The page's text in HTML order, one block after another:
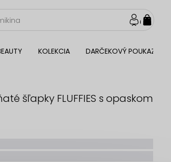
KOLEKCIA DARČEKOVÝ POUKAZ
šľapky FLUFFIES s opaskom